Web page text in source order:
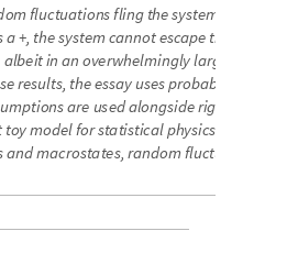
omfluctuationsfling thesystem
a+, thesystemcannotescape th
albeitin an overwhelminglylarg
seresults, theessay usesprobab
umptionsare usedalongsiderig
toymodelforstatisticalphysics
andmacrostates, randomfluct